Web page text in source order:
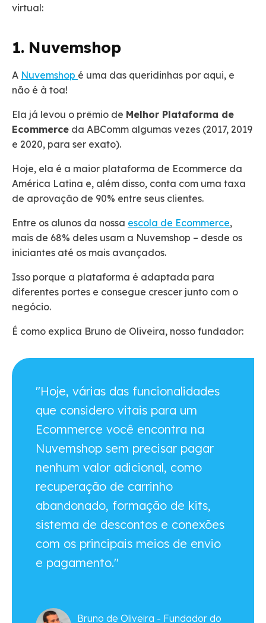
virtual:
1. Nuvemshop
A Nuvemshop é uma das queridinhas por aqui, e
não é à toa!
Ela já levou o prêmio de Melhor Plataforma de
Ecommerce da ABComm algumas vezes (2017, 2019
e 2020, para ser exato).
Hoje, ela é a maior plataforma de Ecommerce da
América Latina e, além disso, conta com uma taxa
de aprovação de 90% entre seus clientes.
Entre os alunos da nossa escola de Ecommerce,
mais de 68% deles usam a Nuvemshop – desde os
iniciantes até os mais avançados.
Isso porque a plataforma é adaptada para
diferentes portes e consegue crescer junto com o
negócio.
É como explica Bruno de Oliveira, nosso fundador:
"Hoje, várias das funcionalidades
que considero vitais para um
Ecommerce você encontra na
Nuvemshop sem precisar pagar
nenhum valor adicional, como
recuperação de carrinho
abandonado, formação de kits,
sistema de descontos e conexões
com os principais meios de envio
e pagamento."
Bruno de Oliveira - Fundador do